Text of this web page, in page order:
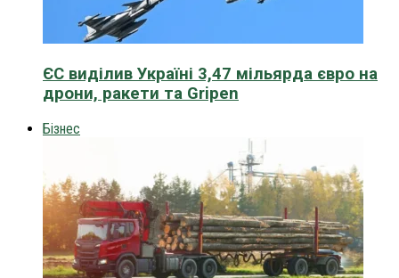
ЄС виділив Україні 3,47 мільярда євро на
дрони, ракети та Gripen
Бізнес